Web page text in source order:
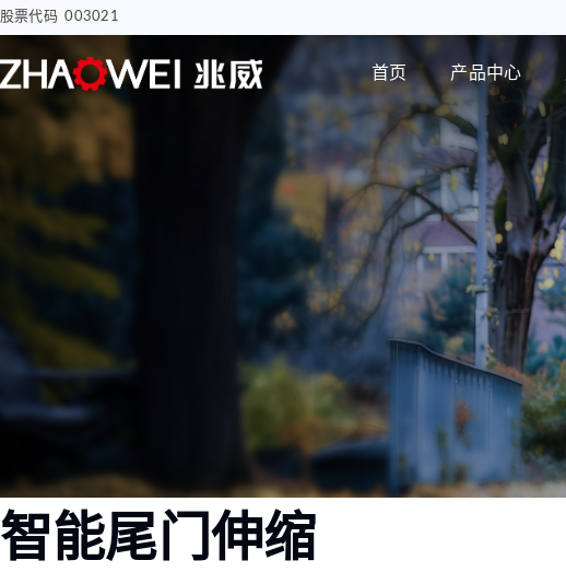
股票代码 003021
首页 产品中心
步进电机
拇指并排直线电机
Φ12mm拇指直线电机
Φ12mm掌心直线电
Φ12mm掌心直线电
机-2
编码器
Φ8mm 编码器
Φ12mm 编码器
Φ22mm 编码器
Φ38mm 编码器
无刷空心杯电机
Φ4mm（MC0408）
Φ6mm（CL0623）
Φ8mm（MC0820）
行
智能汽车屏幕解决方案
电子驻车MGU
智慧医疗
骨科手术创面清洗泵
胰岛素注射泵
移液工作站驱动系统
研发实力 设
企业动态 展
公司介绍 可
智能尾门伸缩